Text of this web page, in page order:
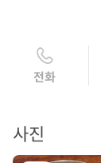
전화
사진